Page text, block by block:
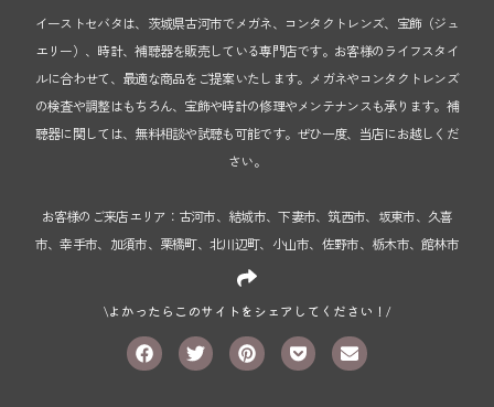
イーストセバタは、茨城県古河市でメガネ、コンタクトレンズ、宝飾（ジュ
エリー）、時計、補聴器を販売している専門店です。お客様のライフスタイ
ルに合わせて、最適な商品をご提案いたします。メガネやコンタクトレンズ
の検査や調整はもちろん、宝飾や時計の修理やメンテナンスも承ります。補
聴器に関しては、無料相談や試聴も可能です。ぜひ一度、当店にお越しくだ
さい。
お客様のご来店エリア：古河市、結城市、下妻市、筑西市、坂東市、久喜
市、幸手市、加須市、栗橋町、北川辺町、小山市、佐野市、栃木市、館林市
\よかったらこのサイトをシェアしてください！/